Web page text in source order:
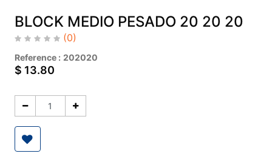
BLOCK MEDIO PESADO 20 20 20
(0)
Reference : 202020
$ 13.80